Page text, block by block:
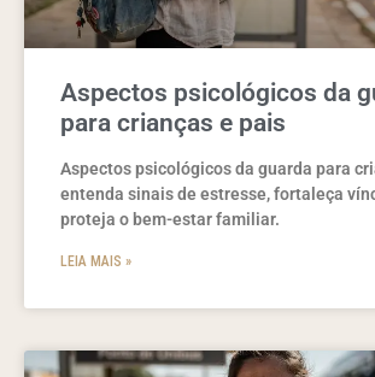
Aspectos psicológicos da
para crianças e pais
Aspectos psicológicos da guarda para
entenda sinais de estresse, fortaleça
proteja o bem-estar familiar.
LEIA MAIS »